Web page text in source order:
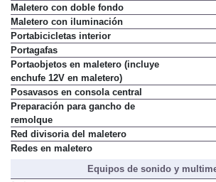
Maletero con doble fondo
Maletero con iluminación
Portabicicletas interior
Portagafas
Portaobjetos en maletero (incluye
enchufe 12V en maletero)
Posavasos en consola central
Preparación para gancho de
remolque
Red divisoria del maletero
Redes en maletero
Equipos de sonido y